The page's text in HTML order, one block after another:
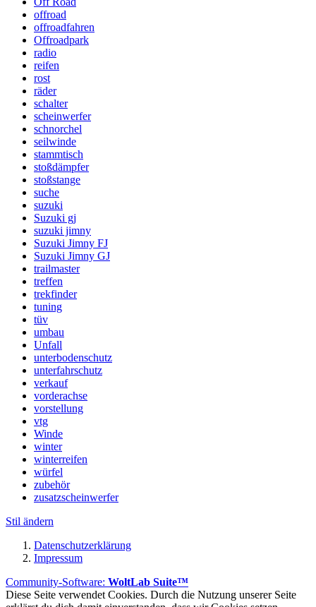
offroad
offroadfahren
Offroadpark
radio
reifen
rost
räder
schalter
scheinwerfer
schnorchel
seilwinde
stammtisch
stoßdämpfer
stoßstange
suche
suzuki
Suzuki gj
suzuki jimny
Suzuki Jimny FJ
Suzuki Jimny GJ
trailmaster
treffen
trekfinder
tuning
tüv
umbau
Unfall
unterbodenschutz
unterfahrschutz
verkauf
vorderachse
vorstellung
vtg
Winde
winter
winterreifen
würfel
zubehör
zusatzscheinwerfer
Stil ändern
Datenschutzerklärung
Impressum
Community-Software: WoltLab Suite™
Diese Seite verwendet Cookies. Durch die Nutzung unserer Seite